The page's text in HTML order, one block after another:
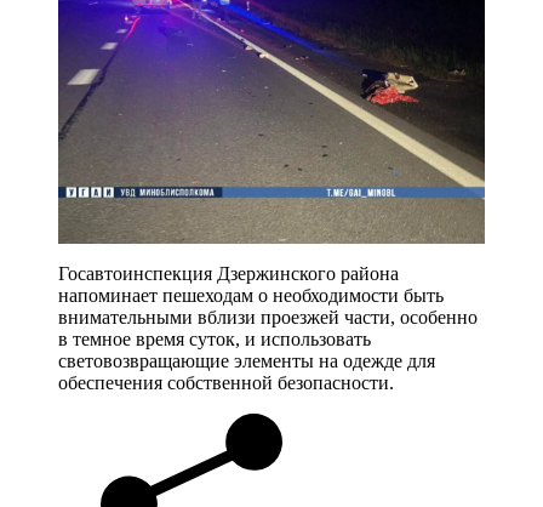
Госавтоинспекция Дзержинского района
напоминает пешеходам о необходимости быть
внимательными вблизи проезжей части, особенно
в темное время суток, и использовать
световозвращающие элементы на одежде для
обеспечения собственной безопасности.